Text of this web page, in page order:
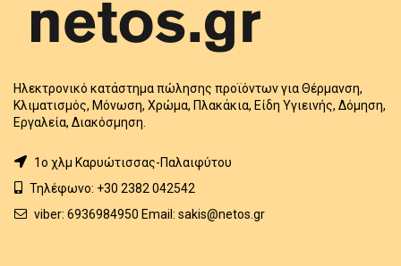
Ηλεκτρονικό κατάστημα πώλησης προϊόντων για Θέρμανση,
Κλιματισμός, Μόνωση, Χρώμα, Πλακάκια, Είδη Υγιεινής, Δόμηση,
Εργαλεία, Διακόσμηση.
1o χλμ Καρυώτισσας-Παλαιφύτου
Τηλέφωνο: +30 2382 042542
viber: 6936984950 Email: sakis@netos.gr